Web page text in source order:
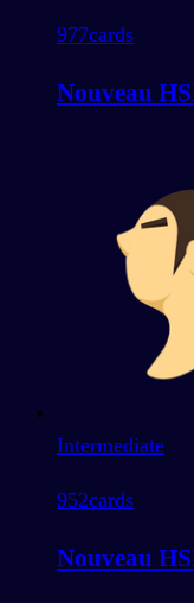
977cards
Nouveau
Intermediate
952cards
Nouveau